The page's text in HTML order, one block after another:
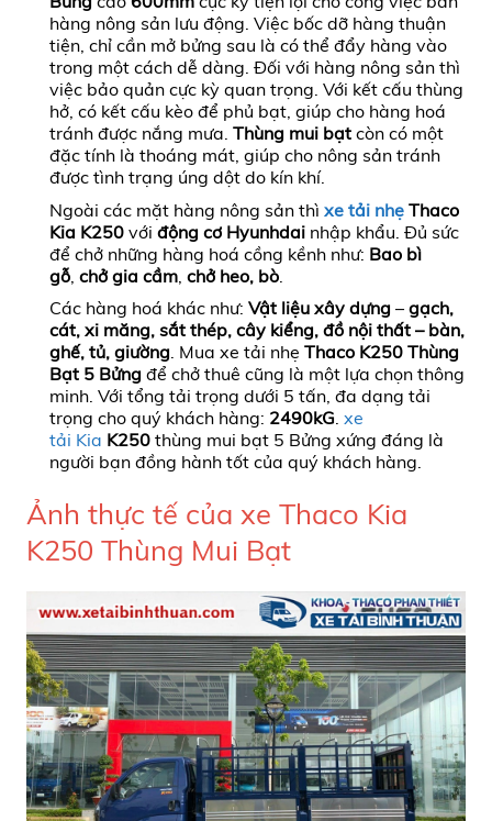
hàng nông sản lưu động. Việc bốc dỡ hàng thuận
tiện, chỉ cần mở bửng sau là có thể đẩy hàng vào
trong một cách dễ dàng. Đối với hàng nông sản thì
việc bảo quản cực kỳ quan trọng. Với kết cấu thùng
hở, có kết cấu kèo để phủ bạt, giúp cho hàng hoá
tránh được nắng mưa. Thùng mui bạtcòn có một
đặc tính là thoáng mát, giúp cho nông sản tránh
được tình trạng úng dột do kín khí.
Ngoài các mặt hàng nông sản thì xe tải nhẹ Thaco
Kia K250với động cơ Hyunhdainhập khẩu. Đủ sức
để chở những hàng hoá cồng kềnh như: Bao bì
gỗ, chở gia cầm, chở heo, bò.
Các hàng hoá khác như: Vật liệu xây dựng – gạch,
cát, xi măng, sắt thép, cây kiểng, đồ nội thất – bàn,
ghế, tủ, giường. Mua xe tải nhẹ Thaco K250 Thùng
Bạt 5 Bửng để chở thuê cũng là một lựa chọn thông
minh. Với tổng tải trọng dưới 5 tấn, đa dạng tải
trọng cho quý khách hàng: 2490kG. xe
tải Kia K250thùng mui bạt 5 Bửng xứng đáng là
người bạn đồng hành tốt của quý khách hàng.
Ảnh thực tế của xe Thaco Kia
K250 Thùng Mui Bạt